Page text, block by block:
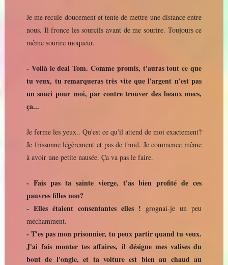
Je me recule doucement et tente de mettre une distance entre
nous. Il fronce les sourcils avant de me sourire. Toujours ce
même sourire moqueur.
- Voilà le deal Tom. Comme promis, t'auras tout ce que
tu veux, tu remarqueras très vite que l'argent n'est pas
un souci pour moi, par contre trouver des beaux mecs,
ça...
Je ferme les yeux.. Qu'est ce qu'il attend de moi exactement?
Je frissonne légèrement et pas de froid. Je commence même
à avoir une petite nausée. Ça va pas le faire.
- Fais pas ta sainte vierge, t'as bien profité de ces
pauvres filles non?
- Elles étaient consentantes elles ! grognai-je un peu
méchamment.
- T'es pas mon prisonnier, tu peux partir quand tu veux.
J'ai fais monter tes affaires, il désigne mes valises du
bout de l'ongle, et ta voiture est bien au chaud au